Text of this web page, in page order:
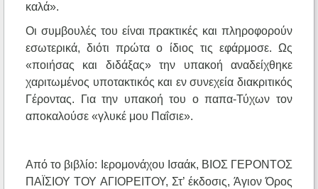
καλά».
Οι συμβουλές του είναι πρακτικές και πληροφορούν
εσωτερικά, διότι πρώτα ο ίδιος τις εφάρμοσε. Ως
«ποιήσας και διδάξας» την υπακοή αναδείχθηκε
χαριτωμένος υποτακτικός και εν συνεχεία διακριτικός
Γέροντας. Για την υπακοή του ο παπα-Τύχων τον
αποκαλούσε «γλυκέ μου Παΐσιε».
Από το βιβλίο: Ιερομονάχου Ισαάκ, ΒΙΟΣ ΓΕΡΟΝΤΟΣ
ΠΑΪΣΙΟΥ ΤΟΥ ΑΓΙΟΡΕΙΤΟΥ, Στ’ έκδοσις, Άγιον Όρος